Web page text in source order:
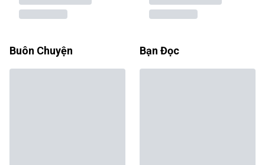
Buôn Chuyện Bạn Đọc